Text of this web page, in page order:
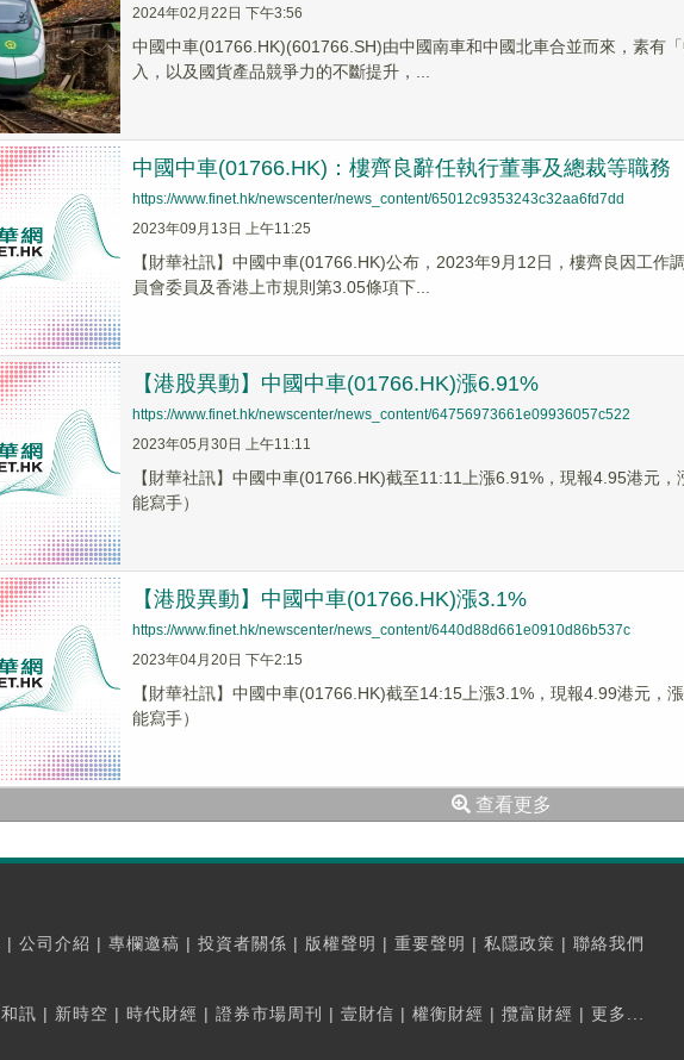
2024年02月22日 下午3:56
中國中車(01766.HK)(601766.SH)由中國南車和中國北車合並而來，素有
入，以及國貨產品競爭力的不斷提升，...
中國中車(01766.HK)：樓齊良辭任執行董事及總裁等職務
https://www.finet.hk/newscenter/news_content/65012c9353243c32aa6fd7dd
2023年09月13日 上午11:25
【財華社訊】中國中車(01766.HK)公布，2023年9月12日，樓齊良因工
員會委員及香港上市規則第3.05條項下...
【港股異動】中國中車(01766.HK)漲6.91%
https://www.finet.hk/newscenter/news_content/64756973661e09936057c522
2023年05月30日 上午11:11
【財華社訊】中國中車(01766.HK)截至11:11上漲6.91%，現報4.95港元
能寫手）
【港股異動】中國中車(01766.HK)漲3.1%
https://www.finet.hk/newscenter/news_content/6440d88d661e0910d86b537c
2023年04月20日 下午2:15
【財華社訊】中國中車(01766.HK)截至14:15上漲3.1%，現報4.99港元
能寫手）
查看更多
| 公司介紹 | 專欄邀稿 | 投資者關係 | 版權聲明 | 重要聲明 | 私隱政策 | 聯絡我們
和訊 | 新時空 | 時代財經 | 證券市場周刊 | 壹財信 | 權衡財經 | 攬富財經 | 更多...